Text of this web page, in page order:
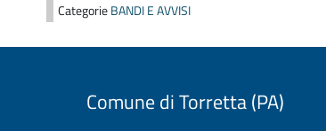
CategorieBANDI E AVVISI
Comune di Torretta (PA)